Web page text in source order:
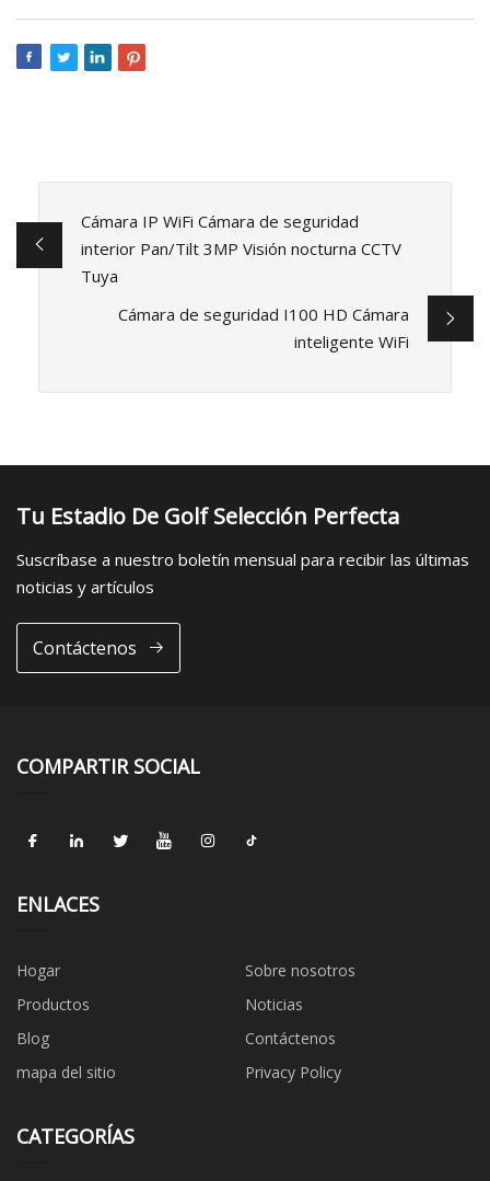
Cámara IP WiFi Cámara de seguridad
interior Pan/Tilt 3MP Visión nocturna CCTV
Tuya
Cámara de seguridad I100 HD Cámara
inteligente WiFi
Tu Estadio De Golf Selección Perfecta
Suscríbase a nuestro boletín mensual para recibir las últimas
noticias y artículos
Contáctenos
COMPARTIR SOCIAL
ENLACES
Hogar
Sobre nosotros
Productos
Noticias
Blog
Contáctenos
mapa del sitio
Privacy Policy
CATEGORÍAS